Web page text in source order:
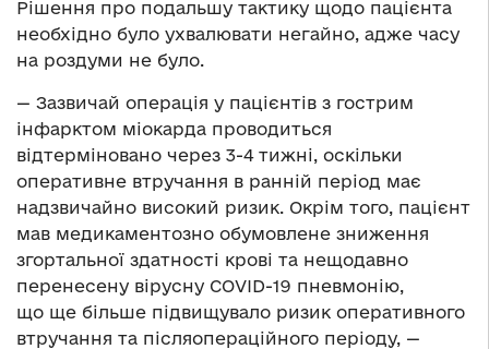
Рішення про подальшу тактику щодо пацієнта
необхідно було ухвалювати негайно, адже часу
на роздуми не було.
— Зазвичай операція у пацієнтів з гострим
інфарктом міокарда проводиться
відтерміновано через 3-4 тижні, оскільки
оперативне втручання в ранній період має
надзвичайно високий ризик. Окрім того, пацієнт
мав медикаментозно обумовлене зниження
згортальної здатності крові та нещодавно
перенесену вірусну COVID-19 пневмонію,
що ще більше підвищувало ризик оперативного
втручання та післяопераційного періоду, —